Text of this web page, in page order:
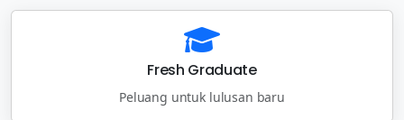
Fresh Graduate
Peluang untuk lulusan baru